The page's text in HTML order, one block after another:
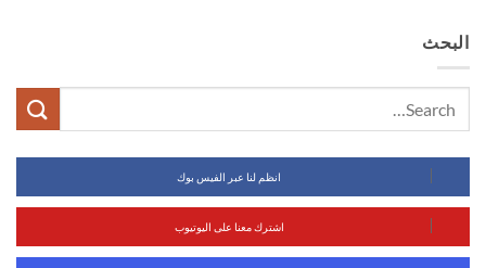
البحث
انظم لنا عبر الفيس بوك
اشترك معنا على اليوتيوب